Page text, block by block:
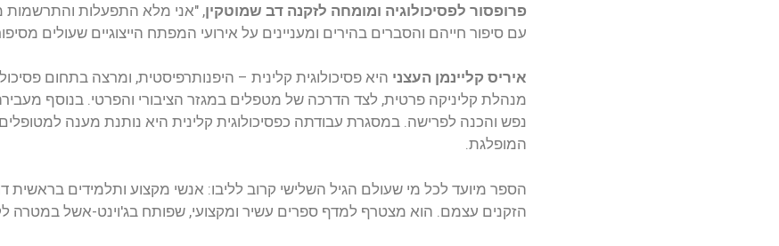
פרופסור לפסיכולוגיה ומומחה לזקנה דב שמוטקין, "אני מלא התפעלות והתרשמות
עם סיפור חייהם והסברים בהירים ומעניינים על אירועי המפתח הייצוגיים שעולים
איריס קליינמן העצני היא פסיכולוגית קלינית – היפנותרפיסטית, ומרצה בתחום
מנהלת קליניקה פרטית, לצד הדרכה של מטפלים במגזר הציבורי והפרטי. בנוסף מעבירה
נפש והכנה לפרישה. במסגרת עבודתה כפסיכולוגית קלינית היא נותנת מענה
המופלגת.
הספר מיועד לכל מי שעולם הגיל השלישי קרוב לליבו: אנשי מקצוע ותלמידים
הזקנים עצמם. הוא מצטרף למדף ספרים עשיר ומקצועי, שפותח בג'וינט-אשל במטרה